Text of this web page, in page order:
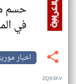
حسم
في
اخبار
ZQ93KV